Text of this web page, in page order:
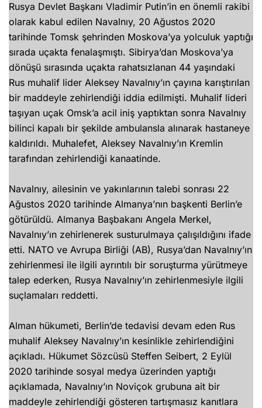
Rusya Devlet Başkanı Vladimir Putin’in en önemli rakibi
olarak kabul edilen Navalnıy, 20 Ağustos 2020
tarihinde Tomsk şehrinden Moskova’ya yolculuk yaptığı
sırada uçakta fenalaşmıştı. Sibirya’dan Moskova’ya
dönüşü sırasında uçakta rahatsızlanan 44 yaşındaki
Rus muhalif lider Aleksey Navalnıy’ın çayına karıştırılan
bir maddeyle zehirlendiği iddia edilmişti. Muhalif lideri
taşıyan uçak Omsk’a acil iniş yaptıktan sonra Navalnıy
bilinci kapalı bir şekilde ambulansla alınarak hastaneye
kaldırıldı. Muhalefet, Aleksey Navalnıy’ın Kremlin
tarafından zehirlendiği kanaatinde.
Navalnıy, ailesinin ve yakınlarının talebi sonrası 22
Ağustos 2020 tarihinde Almanya’nın başkenti Berlin’e
götürüldü. Almanya Başbakanı Angela Merkel,
Navalnıy’ın zehirlenerek susturulmaya çalışıldığını ifade
etti. NATO ve Avrupa Birliği (AB), Rusya’dan Navalnıy’ın
zehirlenmesi ile ilgili ayrıntılı bir soruşturma yürütmeye
talep ederken, Rusya Navalnıy’ın zehirlenmesiyle ilgili
suçlamaları reddetti.
Alman hükumeti, Berlin’de tedavisi devam eden Rus
muhalif Aleksey Navalnıy’ın kesinlikle zehirlendiğini
açıkladı. Hükumet Sözcüsü Steffen Seibert, 2 Eylül
2020 tarihinde sosyal medya üzerinden yaptığı
açıklamada, Navalnıy’ın Noviçok grubuna ait bir
maddeyle zehirlendiği gösteren tartışmasız kanıtlara